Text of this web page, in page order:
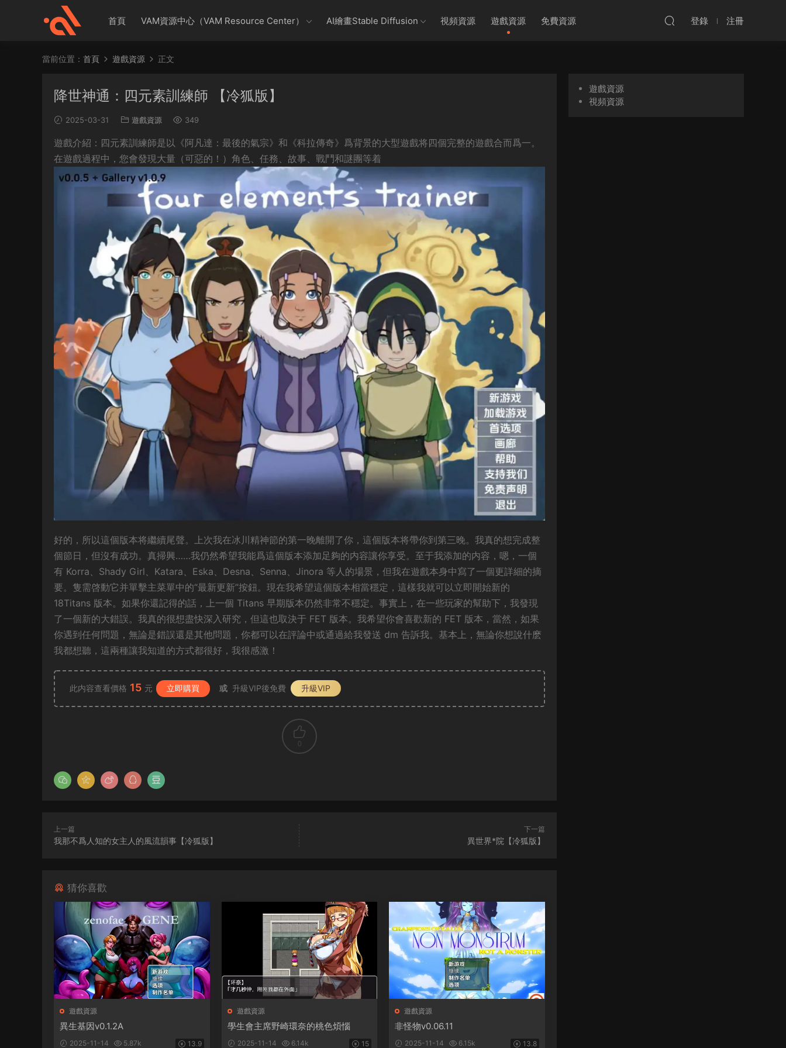
首頁 VAM資源中心（VAM Resource Center） AI繪畫Stable Diffusion 視頻資源 遊戲資源 免費資源 登錄 注冊
當前位置： 首頁 遊戲資源 正文
降世神通：四元素訓練師 【冷狐版】
2025-03-31 遊戲資源 349
遊戲介紹：四元素訓練師是以《阿凡達：最後的氣宗》和《科拉傳奇》爲背景的大型遊戲将四個完整的遊戲合而爲一。
在遊戲過程中，您會發現大量（可惡的！）角色、任務、故事、戰鬥和謎團等着
好的，所以這個版本将繼續尾聲。上次我在冰川精神節的第一晚離開了你，這個版本将帶你到第三晚。我真的想完成整
個節日，但沒有成功。真掃興……我仍然希望我能爲這個版本添加足夠的内容讓你享受。至于我添加的内容，嗯，一個
有 Korra、Shady Girl、Katara、Eska、Desna、Senna、Jinora 等人的場景，但我在遊戲本身中寫了一個更詳細的摘
要。隻需啓動它并單擊主菜單中的“最新更新”按鈕。現在我希望這個版本相當穩定，這樣我就可以立即開始新的
18Titans 版本。如果你還記得的話，上一個 Titans 早期版本仍然非常不穩定。事實上，在一些玩家的幫助下，我發現
了一個新的大錯誤。我真的很想盡快深入研究，但這也取決于 FET 版本。我希望你會喜歡新的 FET 版本，當然，如果
你遇到任何問題，無論是錯誤還是其他問題，你都可以在評論中或通過給我發送 dm 告訴我。基本上，無論你想說什麽
我都想聽，這兩種讓我知道的方式都很好，我很感激！
此内容查看價格 15 元 立即購買 或 升級VIP後免費 升級VIP
0
上一篇
我那不爲人知的女主人的風流韻事【冷狐版】
下一篇
異世界*院【冷狐版】
猜你喜歡
遊戲資源
異生基因v0.1.2A
2025-11-14 5.87k 13.9
遊戲資源
學生會主席野崎環奈的桃色煩惱
2025-11-14 6.14k 15
遊戲資源
非怪物v0.06.11
2025-11-14 6.15k 13.8
遊戲資源
視頻資源